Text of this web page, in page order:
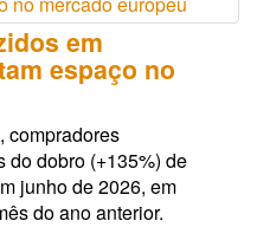
em
espaço no
compradores
do dobro (+135%) de
junho de 2026, em
do ano anterior.